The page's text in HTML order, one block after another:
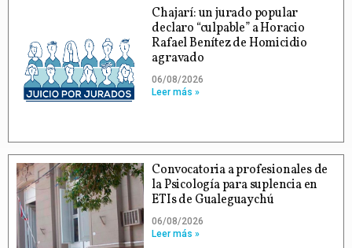
Chajarí: un jurado popular
declaro “culpable” a Horacio
Rafael Benítez de Homicidio
agravado
06/08/2026
Leer más »
Convocatoria a profesionales de
la Psicología para suplencia en
ETIs de Gualeguaychú
06/08/2026
Leer más »